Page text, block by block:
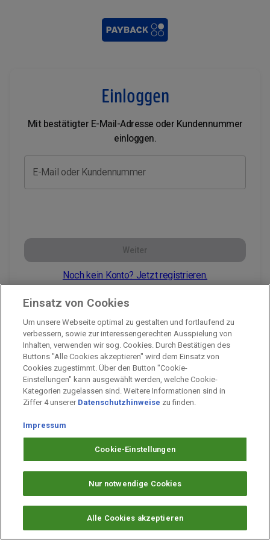
Einloggen
Mit bestätigter E-Mail-Adresse oder Kundennummer
einloggen.
E-Mail oder Kundennummer
Weiter
Noch kein Konto? Jetzt registrieren.
Impressum
Unternehmen
Arbeiten bei PAYBACK
Fragen & Hilfe
Datenschutz
Cookie-Einstellungen
Einsatz von Cookies
Um unsere Webseite optimal zu gestalten und fortlaufend zu
verbessern, sowie zur interessengerechten Ausspielung von
Inhalten, verwenden wir sog. Cookies. Durch Bestätigen des
Buttons "Alle Cookies akzeptieren" wird dem Einsatz von
Cookies zugestimmt. Über den Button "Cookie-
Einstellungen" kann ausgewählt werden, welche Cookie-
Kategorien zugelassen sind. Weitere Informationen sind in
Ziffer 4 unserer Datenschutzhinweise zu finden.
Impressum
Cookie-Einstellungen
Nur notwendige Cookies
Alle Cookies akzeptieren